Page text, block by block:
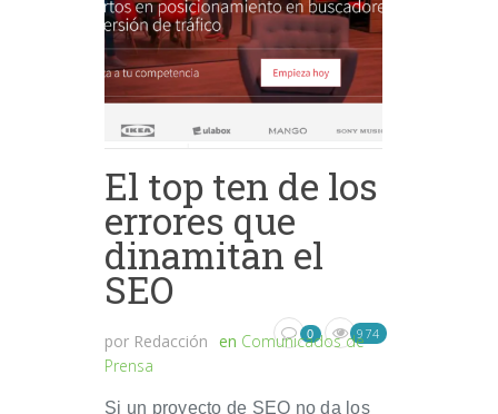
El top ten de los
errores que
dinamitan el
SEO
por Redacción en Comunicados de
Prensa
0 974
Si un proyecto de SEO no da los